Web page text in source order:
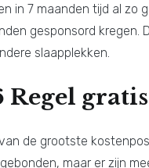
in 7 maanden tijd al zo
gesponsord kregen.
slaapplekken.
Regel
de grootste
maar er zijn